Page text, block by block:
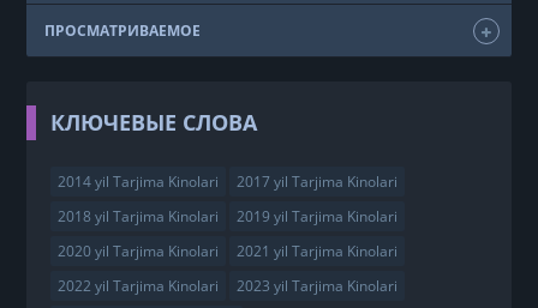
ПРОСМАТРИВАЕМОЕ
КЛЮЧЕВЫЕ СЛОВА
2014 yil Tarjima Kinolari
2017 yil Tarjima Kinolari
2018 yil Tarjima Kinolari
2019 yil Tarjima Kinolari
2020 yil Tarjima Kinolari
2021 yil Tarjima Kinolari
2022 yil Tarjima Kinolari
2023 yil Tarjima Kinolari